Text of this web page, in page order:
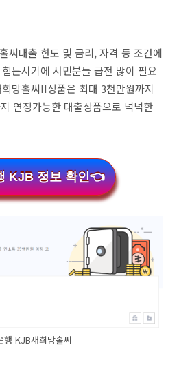
씨대출 한도 및 금리, 자격 등 조건에
든시기에 서민분들 급전 많이 필요
망홀씨II상품은 최대 3천만원까지
연장가능한 대출상품으로 넉넉한
KJB 정보 확인👈
행 KJB새희망홀씨